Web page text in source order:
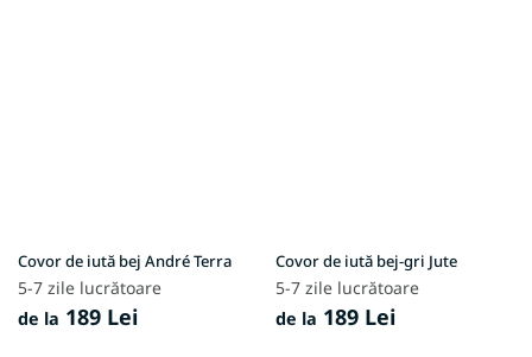
Covor de iută bej André Terra
5-7 zile lucrătoare
de la 189 Lei
Covor de iută bej-gri Jute
5-7 zile lucrătoare
de la 189 Lei